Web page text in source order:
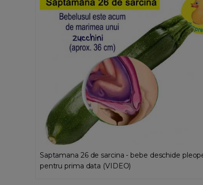
Saptamana 26 de sarcina - bebe deschide
pentru prima data (VIDEO)